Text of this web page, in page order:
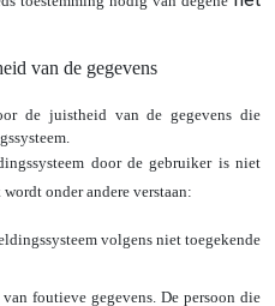
van de gegevens
de juistheid van de gegevens die
door de gebruiker is niet
onder andere verstaan:
volgens niet toegekende
foutieve gegevens.De persoon die